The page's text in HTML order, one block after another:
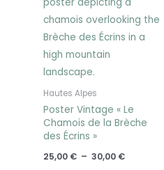
Hautes Alpes
Poster Vintage « Le
Chamois de la Brèche
des Écrins »
25,00 € – 30,00 €